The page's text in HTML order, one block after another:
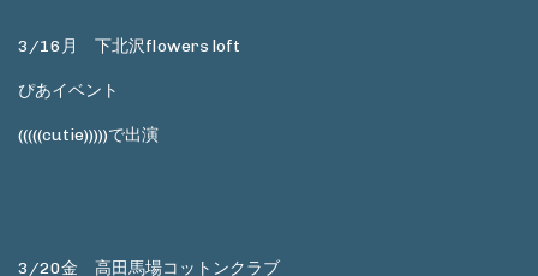
3/16月 下北沢flowers loft
ぴあイベント
(((((cutie)))))で出演
3/20金 高田馬場コットンクラブ